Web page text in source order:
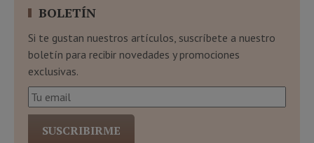
BOLETÍN
Si te gustan nuestros artículos, suscríbete a nuestro
boletín para recibir novedades y promociones
exclusivas.